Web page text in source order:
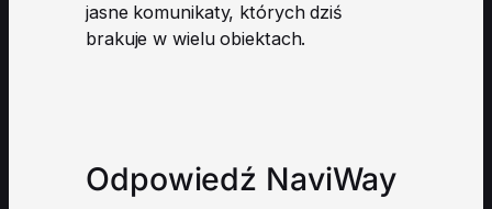
jasne komunikaty, których dziś
brakuje w wielu obiektach.
Odpowiedź NaviWay